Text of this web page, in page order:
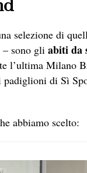
selezione di
– sono gli abiti da
l’ultima Milano
padiglioni di Sì
abbiamo scelto: